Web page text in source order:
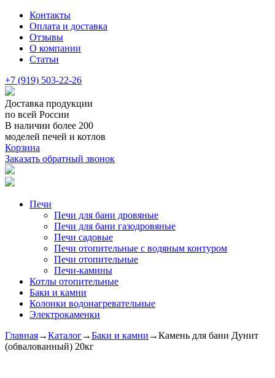
Контакты
Оплата и доставка
Отзывы
О компании
Статьи
+7 (919) 503-22-26
Доставка продукции
по всей России
В наличии более 200
моделей печей и котлов
Корзина
Заказать обратный звонок
Печи
Печи для бани дровяные
Печи для бани газодровяные
Печи садовые
Печи отопительные c водяным контуром
Печи отопительные
Печи-камины
Котлы отопительные
Баки и камни
Колонки водонагревательные
Электрокаменки
Главная→Каталог→Баки и камни →Камень для бани Дунит
(обвалованный) 20кг